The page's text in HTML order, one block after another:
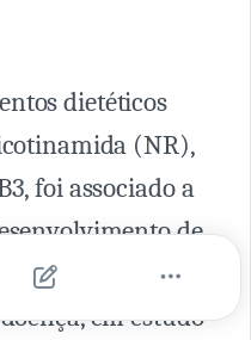
dietéticos
(NR),
foi associado a
de
negativo e
em estudo